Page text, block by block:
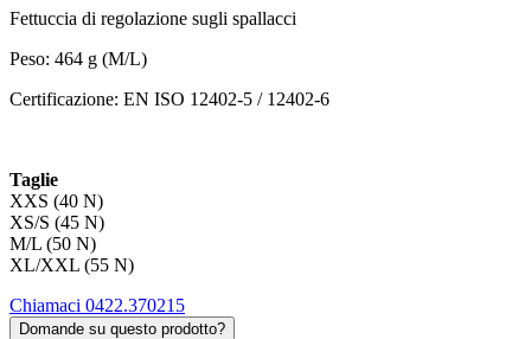
Fettuccia di regolazione sugli spallacci
Peso: 464 g (M/L)
Certificazione: EN ISO 12402-5 / 12402-6
Taglie
XXS (40 N)
XS/S (45 N)
M/L (50 N)
XL/XXL (55 N)
Chiamaci 0422.370215
Domande su questo prodotto?